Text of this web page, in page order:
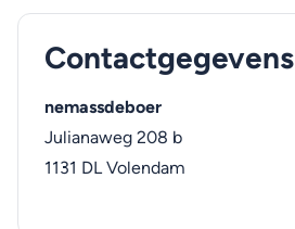
Contactgegevens
nemassdeboer
Julianaweg 208 b
1131 DL Volendam